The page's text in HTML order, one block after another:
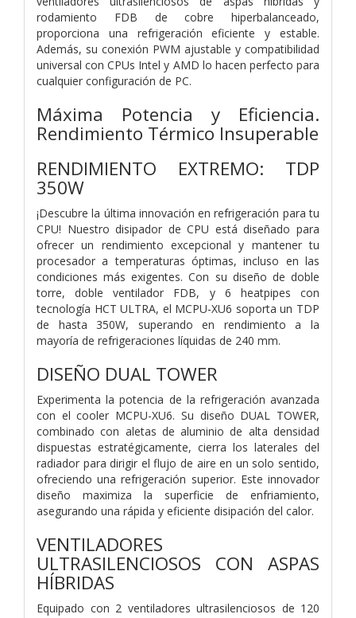
rodamiento FDB de cobre hiperbalanceado,
proporciona una refrigeración eficiente y estable.
Además, su conexión PWM ajustable y compatibilidad
universal con CPUs Intel y AMD lo hacen perfecto para
cualquier configuración de PC.
Máxima Potencia y Eficiencia.
Rendimiento Térmico Insuperable
RENDIMIENTO EXTREMO: TDP
350W
¡Descubre la última innovación en refrigeración para tu
CPU! Nuestro disipador de CPU está diseñado para
ofrecer un rendimiento excepcional y mantener tu
procesador a temperaturas óptimas, incluso en las
condiciones más exigentes. Con su diseño de doble
torre, doble ventilador FDB, y 6 heatpipes con
tecnología HCT ULTRA, el MCPU-XU6 soporta un TDP
de hasta 350W, superando en rendimiento a la
mayoría de refrigeraciones líquidas de 240 mm.
DISEÑO DUAL TOWER
Experimenta la potencia de la refrigeración avanzada
con el cooler MCPU-XU6. Su diseño DUAL TOWER,
combinado con aletas de aluminio de alta densidad
dispuestas estratégicamente, cierra los laterales del
radiador para dirigir el flujo de aire en un solo sentido,
ofreciendo una refrigeración superior. Este innovador
diseño maximiza la superficie de enfriamiento,
asegurando una rápida y eficiente disipación del calor.
VENTILADORES
ULTRASILENCIOSOS CON ASPAS
HÍBRIDAS
Equipado con 2 ventiladores ultrasilenciosos de 120